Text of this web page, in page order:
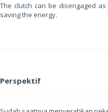
The clutch can be disengaged
saving the energy.
Perspektif